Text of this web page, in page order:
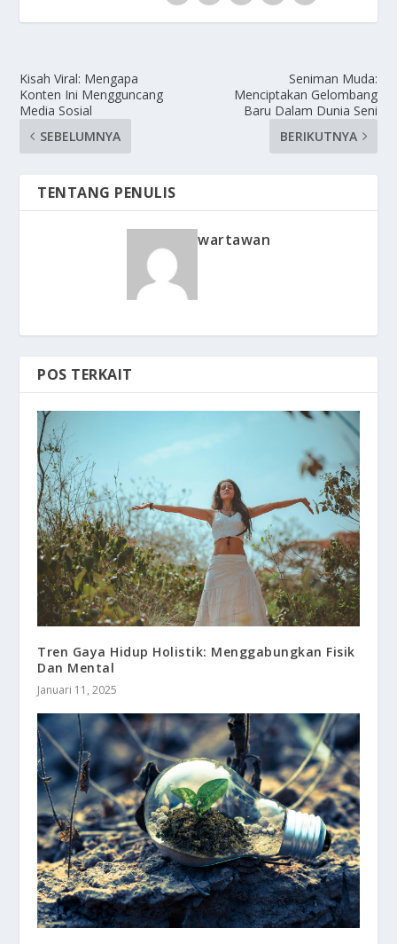
Kisah Viral: Mengapa
Konten Ini Mengguncang
Media Sosial
SEBELUMNYA
Seniman Muda:
Menciptakan Gelombang
Baru Dalam Dunia Seni
BERIKUTNYA
TENTANG PENULIS
wartawan
POS TERKAIT
Tren Gaya Hidup Holistik: Menggabungkan Fisik
Dan Mental
Januari 11, 2025